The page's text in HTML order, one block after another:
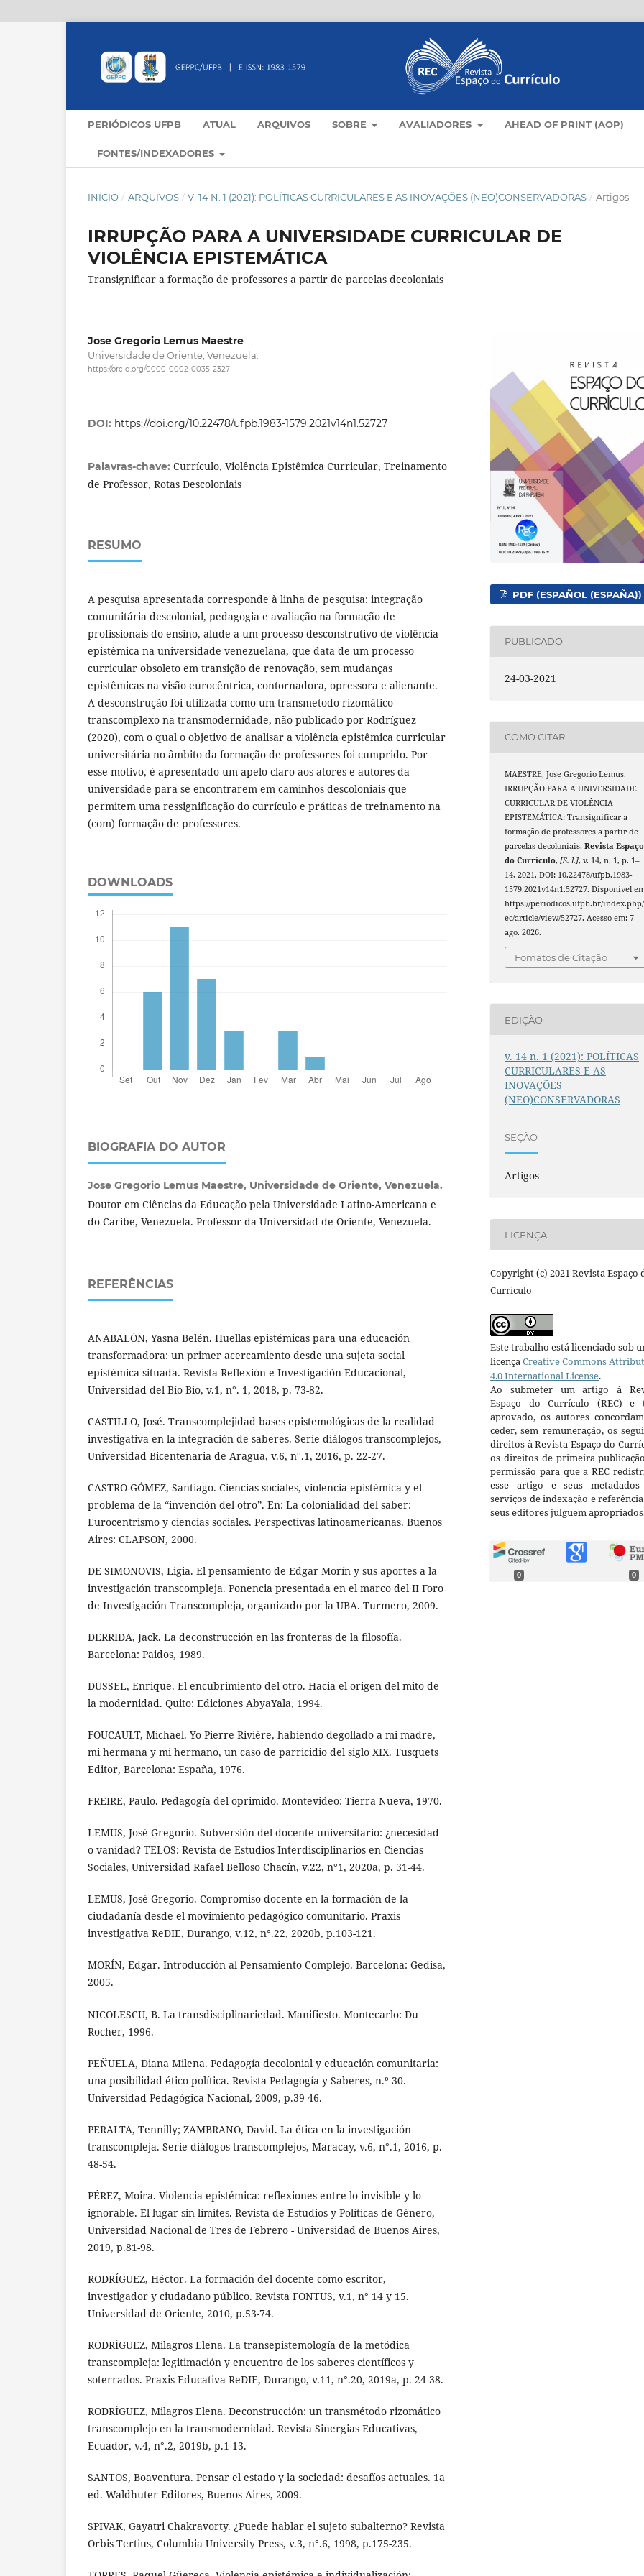
PERIÓDICOS UFPB ATUAL ARQUIVOS SOBRE AVALIADORES AHEAD OF PRINT (AOP)
FONTES/INDEXADORES
INÍCIO / ARQUIVOS / V. 14 N. 1 (2021): POLÍTICAS CURRICULARES E AS INOVAÇÕES (NEO)CONSERVADORAS / Artigos
IRRUPÇÃO PARA A UNIVERSIDADE CURRICULAR DE
VIOLÊNCIA EPISTEMÁTICA
Transignificar a formação de professores a partir de parcelas decoloniais
Jose Gregorio Lemus Maestre
Universidade de Oriente, Venezuela.
https://orcid.org/0000-0002-0035-2327
DOI: https://doi.org/10.22478/ufpb.1983-1579.2021v14n1.52727
Palavras-chave: Currículo, Violência Epistêmica Curricular, Treinamento
de Professor, Rotas Descoloniais
RESUMO
A pesquisa apresentada corresponde à linha de pesquisa: integração
comunitária descolonial, pedagogia e avaliação na formação de
profissionais do ensino, alude a um processo desconstrutivo de violência
epistêmica na universidade venezuelana, que data de um processo
curricular obsoleto em transição de renovação, sem mudanças
epistêmicas na visão eurocêntrica, contornadora, opressora e alienante.
A desconstrução foi utilizada como um transmetodo rizomático
transcomplexo na transmodernidade, não publicado por Rodríguez
(2020), com o qual o objetivo de analisar a violência epistêmica curricular
universitária no âmbito da formação de professores foi cumprido. Por
esse motivo, é apresentado um apelo claro aos atores e autores da
universidade para se encontrarem em caminhos descoloniais que
permitem uma ressignificação do currículo e práticas de treinamento na
(com) formação de professores.
DOWNLOADS
BIOGRAFIA DO AUTOR
Jose Gregorio Lemus Maestre, Universidade de Oriente, Venezuela.
Doutor em Ciências da Educação pela Universidade Latino-Americana e
do Caribe, Venezuela. Professor da Universidad de Oriente, Venezuela.
REFERÊNCIAS
ANABALÓN, Yasna Belén. Huellas epistémicas para una educación
transformadora: un primer acercamiento desde una sujeta social
epistémica situada. Revista Reflexión e Investigación Educacional,
Universidad del Bío Bío, v.1, n°. 1, 2018, p. 73-82.
CASTILLO, José. Transcomplejidad bases epistemológicas de la realidad
investigativa en la integración de saberes. Serie diálogos transcomplejos,
Universidad Bicentenaria de Aragua, v.6, n°.1, 2016, p. 22-27.
CASTRO-GÓMEZ, Santiago. Ciencias sociales, violencia epistémica y el
problema de la “invención del otro”. En: La colonialidad del saber:
Eurocentrismo y ciencias sociales. Perspectivas latinoamericanas. Buenos
Aires: CLAPSON, 2000.
DE SIMONOVIS, Ligia. El pensamiento de Edgar Morín y sus aportes a la
investigación transcompleja. Ponencia presentada en el marco del II Foro
de Investigación Transcompleja, organizado por la UBA. Turmero, 2009.
DERRIDA, Jack. La deconstrucción en las fronteras de la filosofía.
Barcelona: Paidos, 1989.
DUSSEL, Enrique. El encubrimiento del otro. Hacia el origen del mito de
la modernidad. Quito: Ediciones AbyaYala, 1994.
FOUCAULT, Michael. Yo Pierre Riviére, habiendo degollado a mi madre,
mi hermana y mi hermano, un caso de parricidio del siglo XIX. Tusquets
Editor, Barcelona: España, 1976.
FREIRE, Paulo. Pedagogía del oprimido. Montevideo: Tierra Nueva, 1970.
LEMUS, José Gregorio. Subversión del docente universitario: ¿necesidad
o vanidad? TELOS: Revista de Estudios Interdisciplinarios en Ciencias
Sociales, Universidad Rafael Belloso Chacín, v.22, n°1, 2020a, p. 31-44.
LEMUS, José Gregorio. Compromiso docente en la formación de la
ciudadanía desde el movimiento pedagógico comunitario. Praxis
investigativa ReDIE, Durango, v.12, n°.22, 2020b, p.103-121.
MORÍN, Edgar. Introducción al Pensamiento Complejo. Barcelona: Gedisa,
2005.
NICOLESCU, B. La transdisciplinariedad. Manifiesto. Montecarlo: Du
Rocher, 1996.
PEÑUELA, Diana Milena. Pedagogía decolonial y educación comunitaria:
una posibilidad ético-política. Revista Pedagogía y Saberes, n.º 30.
Universidad Pedagógica Nacional, 2009, p.39-46.
PERALTA, Tennilly; ZAMBRANO, David. La ética en la investigación
transcompleja. Serie diálogos transcomplejos, Maracay, v.6, n°.1, 2016, p.
48-54.
PÉREZ, Moira. Violencia epistémica: reflexiones entre lo invisible y lo
ignorable. El lugar sin límites. Revista de Estudios y Políticas de Género,
Universidad Nacional de Tres de Febrero - Universidad de Buenos Aires,
2019, p.81-98.
RODRÍGUEZ, Héctor. La formación del docente como escritor,
investigador y ciudadano público. Revista FONTUS, v.1, n° 14 y 15.
Universidad de Oriente, 2010, p.53-74.
RODRÍGUEZ, Milagros Elena. La transepistemología de la metódica
transcompleja: legitimación y encuentro de los saberes científicos y
soterrados. Praxis Educativa ReDIE, Durango, v.11, n°.20, 2019a, p. 24-38.
RODRÍGUEZ, Milagros Elena. Deconstrucción: un transmétodo rizomático
transcomplejo en la transmodernidad. Revista Sinergias Educativas,
Ecuador, v.4, n°.2, 2019b, p.1-13.
SANTOS, Boaventura. Pensar el estado y la sociedad: desafíos actuales. 1a
ed. Waldhuter Editores, Buenos Aires, 2009.
SPIVAK, Gayatri Chakravorty. ¿Puede hablar el sujeto subalterno? Revista
Orbis Tertius, Columbia University Press, v.3, n°.6, 1998, p.175-235.
PDF (ESPAÑOL (ESPAÑA))
PUBLICADO
24-03-2021
COMO CITAR
MAESTRE, Jose Gregorio Lemus.
IRRUPÇÃO PARA A UNIVERSIDADE
CURRICULAR DE VIOLÊNCIA
EPISTEMÁTICA: Transignificar a
formação de professores a partir de
parcelas decoloniais.Revista Espaço
do Currículo,[S. l.], v. 14, n. 1, p. 1–
14, 2021. DOI: 10.22478/ufpb.1983-
1579.2021v14n1.52727. Disponível
https://periodicos.ufpb.br/
ec/article/view/52727. Acesso em: 7
ago. 2026.
Fomatos de Citação
EDIÇÃO
v. 14 n. 1 (2021): POLÍTICAS
CURRICULARES E AS
INOVAÇÕES
(NEO)CONSERVADORAS
SEÇÃO
Artigos
LICENÇA
Copyright (c) 2021 Revista Espaço
Currículo
Este trabalho está licenciado sob
licença Creative Commons
4.0 International License.
Ao submeter um artigo à
Espaço do Currículo (REC) e
aprovado, os autores
ceder, sem remuneração, os
direitos à Revista Espaço do
os direitos de primeira
permissão para que a REC
esse artigo e seus metadados
serviços de indexação e
seus editores julguem
0 0